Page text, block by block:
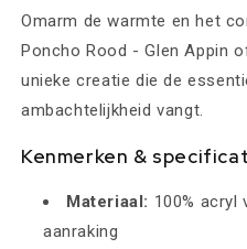
Omarm de warmte en het
Poncho Rood - Glen Appin
unieke creatie die de
ambachtelijkheid vangt.
Kenmerken &
Materiaal: 100% acryl
aanraking